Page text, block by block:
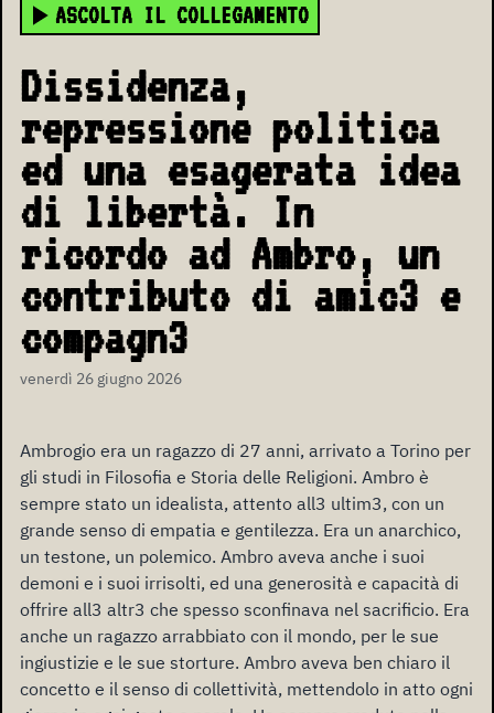
ASCOLTA IL COLLEGAMENTO
Dissidenza,
repressione politica
ed una esagerata idea
di libertà. In
ricordo ad Ambro, un
contributo di amic3 e
compagn3
venerdì 26 giugno 2026
Ambrogio era un ragazzo di 27 anni, arrivato a Torino per
gli studi in Filosofia e Storia delle Religioni. Ambro è
sempre stato un idealista, attento all3 ultim3, con un
grande senso di empatia e gentilezza. Era un anarchico,
un testone, un polemico. Ambro aveva anche i suoi
demoni e i suoi irrisolti, ed una generosità e capacità di
offrire all3 altr3 che spesso sconfinava nel sacrificio. Era
anche un ragazzo arrabbiato con il mondo, per le sue
ingiustizie e le sue storture. Ambro aveva ben chiaro il
concetto e il senso di collettività, mettendolo in atto ogni